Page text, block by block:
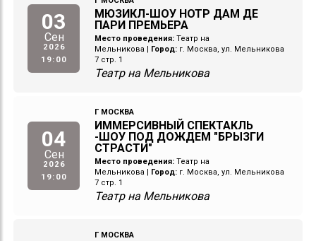
03
Сен
2026
19:00
МЮЗИКЛ-ШОУ НОТР ДАМ ДЕ
ПАРИ ПРЕМЬЕРА
Место проведения: Театр на
Мельникова
Город: г. Москва, ул. Мельникова
7 стр. 1
Театр на Мельникова
04
Сен
2026
19:00
Г МОСКВА
ИММЕРСИВНЫЙ СПЕКТАКЛЬ
-ШОУ ПОД ДОЖДЕМ "БРЫЗГИ
СТРАСТИ"
Место проведения: Театр на
Мельникова
Город: г. Москва, ул. Мельникова
7 стр. 1
Театр на Мельникова
Г МОСКВА